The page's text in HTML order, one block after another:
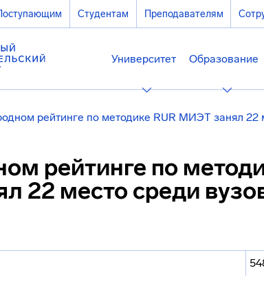
Студентам Преподавателям
Университет Образование
рейтинге по методике RUR МИЭТ занял 22
рейтинге по
22 место среди